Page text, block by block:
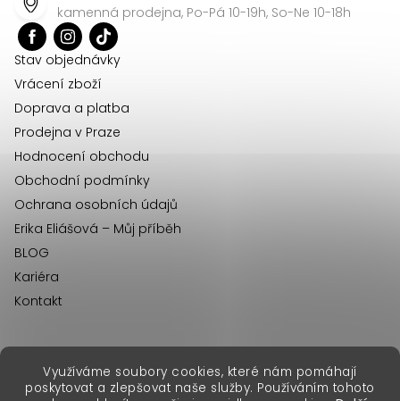
Využíváme soubory cookies, které nám pomáhají
poskytovat a zlepšovat naše služby. Používáním tohoto
kamenná prodejna, Po-Pá 10-19h, So-Ne 10-18h
Stav objednávky
Vrácení zboží
Doprava a platba
Prodejna v Praze
Hodnocení obchodu
Obchodní podmínky
Ochrana osobních údajů
Erika Eliášová – Můj příběh
BLOG
Kariéra
Kontakt
Copyright 2026Erika Fashion. Všechna práva vyhrazena.
erikafashion.sk